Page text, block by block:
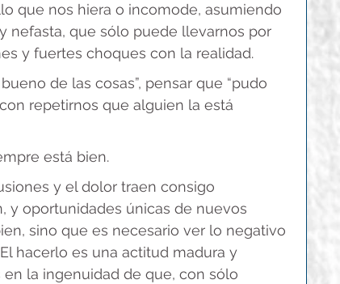
que nos hiera o incomode, asumiendo
nefasta, que sólo puede llevarnos por
y fuertes choques con la realidad.
de las cosas”, pensar que “pudo
repetirnos que alguien la está
está bien.
y el dolor traen consigo
y oportunidades únicas de nuevos
sino que es necesario ver lo negativo
hacerlo es una actitud madura y
la ingenuidad de que, con sólo